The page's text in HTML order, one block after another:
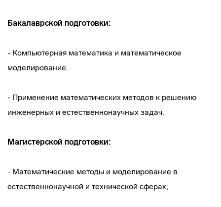
Бакалаврской подготовки:
- Компьютерная математика и математическое
моделирование
- Применение математических методов к решению
инженерных и естественнонаучных задач.
Магистерской подготовки:
- Математические методы и моделирование в
естественнонаучной и технической сферах;